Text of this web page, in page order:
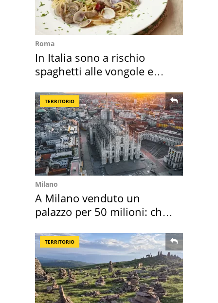
Roma
In Italia sono a rischio
spaghetti alle vongole e
TERRITORIO
Milano
A Milano venduto un
palazzo per 50 milioni: chi
TERRITORIO